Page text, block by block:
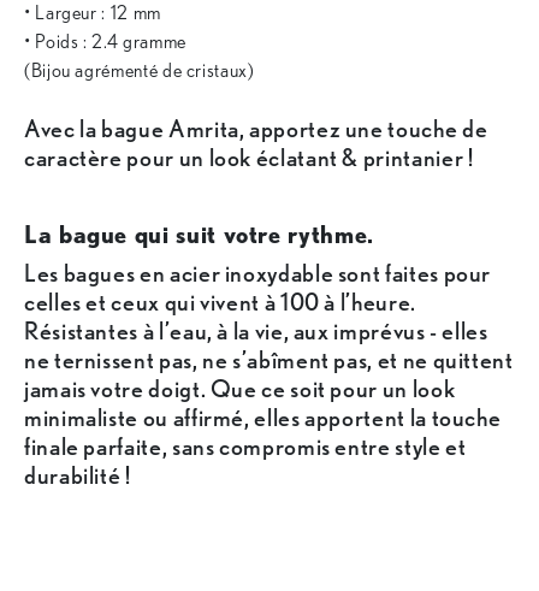
• Largeur : 12 mm
• Poids : 2.4 gramme
(Bijou agrémenté de cristaux)
Avec la bague Amrita, apportez une touche de
caractère pour un look éclatant & printanier !
La bague qui suit votre rythme.
Les bagues en acier inoxydable sont faites pour
celles et ceux qui vivent à 100 à l’heure.
Résistantes à l’eau, à la vie, aux imprévus - elles
ne ternissent pas, ne s’abîment pas, et ne quittent
jamais votre doigt. Que ce soit pour un look
minimaliste ou affirmé, elles apportent la touche
finale parfaite, sans compromis entre style et
durabilité !